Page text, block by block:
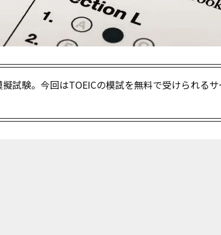
試験。今回はTOEICの模試を無料で受けられる